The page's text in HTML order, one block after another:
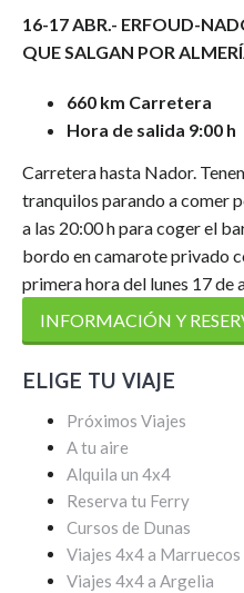
16-17 ABR.- ERFOUD-
QUE SALGAN POR
660 km Carretera
Hora de salida 9:00 h
Carretera hasta Nador.
tranquilos parando a comer
a las 20:00 h para coger el
bordo en camarote privado
primera hora del lunes 17 de
INFORMACIÓN Y
ELIGE TU VIAJE
Próximos Viajes
A tu aire
Alquila un 4x4
Reserva tu Ferry
Cursos de Dunas
Viajes 4x4 a Marruecos
Viajes 4x4 a Argelia